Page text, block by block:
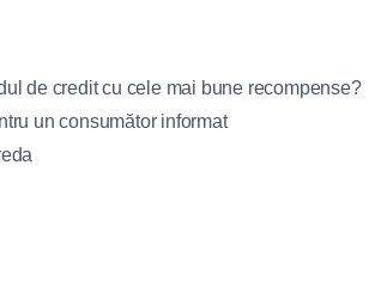
de credit cu cele mai bune recompense?
un consumător informat